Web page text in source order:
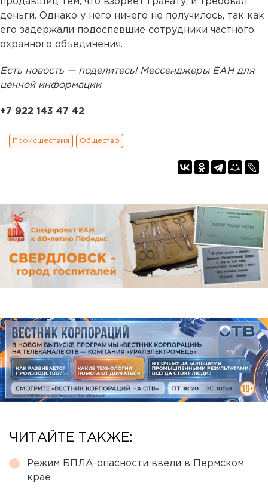
деньги. Однако у него ничего не получилось, так как
его задержали подоспевшие сотрудники частного
охранного объединения.
Есть новость — поделитесь! Мессенджеры ЕАН для
ценной информации
+7 922 143 47 42
Происшествия Общество
ЧИТАЙТЕ ТАКЖЕ:
Режим БПЛА-опасности ввели в Пермском
крае